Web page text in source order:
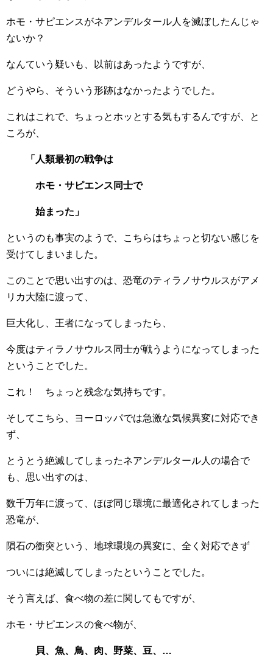
ホモ・サピエンスがネアンデルタール人を滅ぼしたんじゃ
ないか？
なんていう疑いも、以前はあったようですが、
どうやら、そういう形跡はなかったようでした。
これはこれで、ちょっとホッとする気もするんですが、と
ころが、
「人類最初の戦争は
ホモ・サピエンス同士で
始まった」
というのも事実のようで、こちらはちょっと切ない感じを
受けてしまいました。
このことで思い出すのは、恐竜のティラノサウルスがアメ
リカ大陸に渡って、
巨大化し、王者になってしまったら、
今度はティラノサウルス同士が戦うようになってしまった
ということでした。
これ！ ちょっと残念な気持ちです。
そしてこちら、ヨーロッパでは急激な気候異変に対応でき
ず、
とうとう絶滅してしまったネアンデルタール人の場合で
も、思い出すのは、
数千万年に渡って、ほぼ同じ環境に最適化されてしまった
恐竜が、
隕石の衝突という、地球環境の異変に、全く対応できず
ついには絶滅してしまったということでした。
そう言えば、食べ物の差に関してもですが、
ホモ・サピエンスの食べ物が、
貝、魚、鳥、肉、野菜、豆、…